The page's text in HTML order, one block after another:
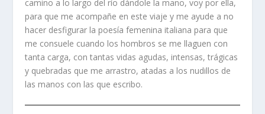
camino a lo largo del río dándole la mano, voy por ella,
para que me acompañe en este viaje y me ayude a no
hacer desfigurar la poesía femenina italiana para que
me consuele cuando los hombros se me llaguen con
tanta carga, con tantas vidas agudas, intensas, trágicas
y quebradas que me arrastro, atadas a los nudillos de
las manos con las que escribo.